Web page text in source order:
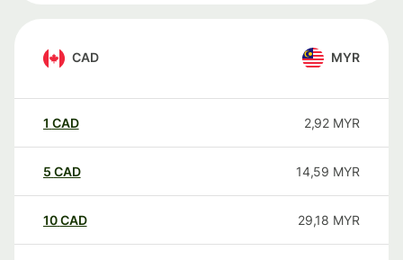
CAD MYR
1 CAD 2,92 MYR
5 CAD 14,59 MYR
10CAD 29,18 MYR